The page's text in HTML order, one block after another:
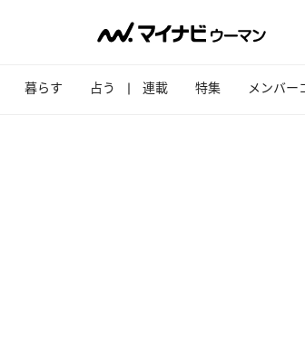
暮らす 占う 連載 特集 メンバー